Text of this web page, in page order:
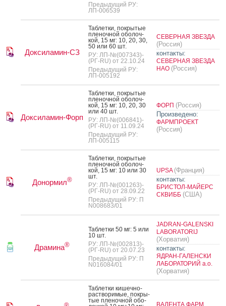
Предыдущий РУ:
ЛП-006539
Доксиламин-СЗ
Таб­летки, пок­ры­тые
пле­ноч­ной обо­лоч­
кой, 15 мг: 10, 20, 30,
50 или 60 шт.
РУ: ЛП-№(007343)-
(РГ-RU) от 22.10.24
Предыдущий РУ:
ЛП-005192
СЕВЕРНАЯ ЗВЕЗДА
(Россия)
контакты:
СЕВЕРНАЯ ЗВЕЗДА
НАО (Россия)
Доксиламин-Форп
Таб­летки, пок­ры­тые
пле­ноч­ной обо­лоч­
кой, 15 мг: 10, 20, 30
или 40 шт.
РУ: ЛП-№(006841)-
(РГ-RU) от 11.09.24
Предыдущий РУ:
ЛП-005115
ФОРП (Россия)
Произведено:
ФАРМПРОЕКТ
(Россия)
Донормил®
Таб­летки, пок­ры­тые
пле­ноч­ной обо­лоч­
кой, 15 мг: 10 или 30
шт.
РУ: ЛП-№(001263)-
(РГ-RU) от 28.09.22
Предыдущий РУ: П
N008683/01
UPSA (Франция)
контакты:
БРИСТОЛ-МАЙЕРС
СКВИББ (США)
Драмина®
Таб­летки 50 мг: 5 или
10 шт.
РУ: ЛП-№(002813)-
(РГ-RU) от 20.07.23
Предыдущий РУ: П
N016084/01
JADRAN-GALENSKI
LABORATORIJ
(Хорватия)
контакты:
ЯДРАН-ГАЛЕНСКИ
ЛАБОРАТОРИЙ а.о.
(Хорватия)
Таб­летки ки­шеч­но­
рас­тво­римые, пок­ры­
тые пле­ноч­ной обо­
ВАЛЕНТА ФАРМ